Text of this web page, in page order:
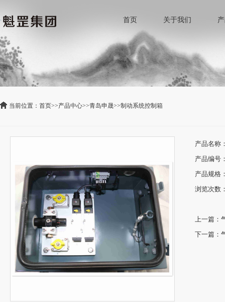
首页 关于我们
当前位置： 首页>>产品中心>>青岛申晟>>制动系统控制箱
产品名称
产品编号
产品规格
浏览次数
上一篇：
下一篇：